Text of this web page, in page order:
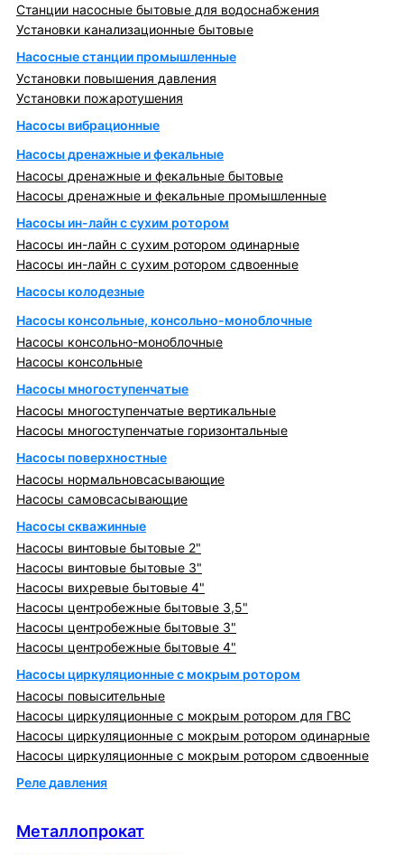
Станции насосные бытовые для водоснабжения
Установки канализационные бытовые
Насосные станции промышленные
Установки повышения давления
Установки пожаротушения
Насосы вибрационные
Насосы дренажные и фекальные
Насосы дренажные и фекальные бытовые
Насосы дренажные и фекальные промышленные
Насосы ин-лайн с сухим ротором
Насосы ин-лайн с сухим ротором одинарные
Насосы ин-лайн с сухим ротором сдвоенные
Насосы колодезные
Насосы консольные, консольно-моноблочные
Насосы консольно-моноблочные
Насосы консольные
Насосы многоступенчатые
Насосы многоступенчатые вертикальные
Насосы многоступенчатые горизонтальные
Насосы поверхностные
Насосы нормальновсасывающие
Насосы самовсасывающие
Насосы скважинные
Насосы винтовые бытовые 2"
Насосы винтовые бытовые 3"
Насосы вихревые бытовые 4"
Насосы центробежные бытовые 3,5"
Насосы центробежные бытовые 3"
Насосы центробежные бытовые 4"
Насосы циркуляционные с мокрым ротором
Насосы повысительные
Насосы циркуляционные с мокрым ротором для ГВС
Насосы циркуляционные с мокрым ротором одинарные
Насосы циркуляционные с мокрым ротором сдвоенные
Реле давления
Металлопрокат